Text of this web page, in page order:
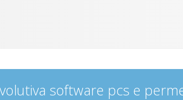
software pcs e